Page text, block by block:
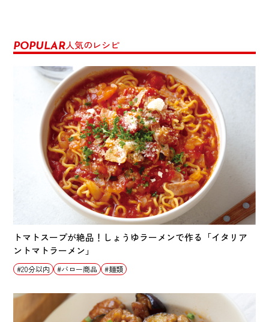
POPULAR人気のレシピ
トマトスープが絶品！しょうゆラーメンで作る「イタリア
ントマトラーメン」
20分以内 バロー商品 麺類